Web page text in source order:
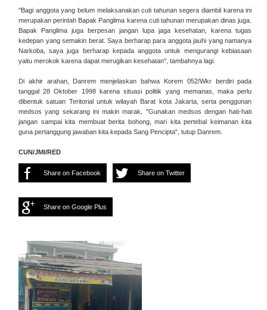
"Bagi anggota yang belum melaksanakan cuti tahunan segera diambil karena ini
merupakan perintah Bapak Panglima karena cuti tahunan merupakan dinas juga.
Bapak Panglima juga berpesan jangan lupa jaga kesehatan, karena tugas
kedepan yang semakin berat. Saya berharap para anggota jauhi yang namanya
Narkoba, saya juga berharap kepada anggota untuk mengurangi kebiasaan
yaitu merokok karena dapat merugikan kesehatan", tambahnya lagi.
Di akhir arahan, Danrem menjelaskan bahwa Korem 052/Wkr berdiri pada
tanggal 28 Oktober 1998 karena situasi politik yang memanas, maka perlu
dibentuk satuan Teritorial untuk wilayah Barat kota Jakarta, serta penggunan
medsos yang sekarang ini makin marak, "Gunakan medsos dengan hati-hati
jangan sampai kita membuat berita bohong, mari kita pertebal keimanan kita
guna pertanggung jawaban kita kepada Sang Pencipta", tutup Danrem.
CUN/JMI/RED
Share on Facebook Share on Twitter
Share on Google Plus